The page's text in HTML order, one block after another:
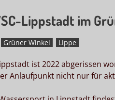
Lippstadt im
Grüner Winkel Lippe
ist 2022 abgerissen
Anlaufpunkt nicht nur für